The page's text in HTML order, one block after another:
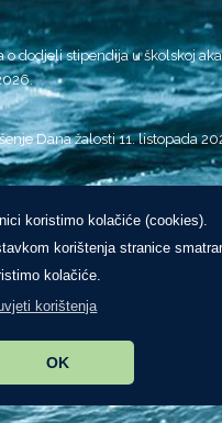
koristimo kolačiće (cookies).
korištenja stranice
kolačiće.
korištenja
OK
o dodjeli stipendija u školskoj
Dana žalosti 11. listopada